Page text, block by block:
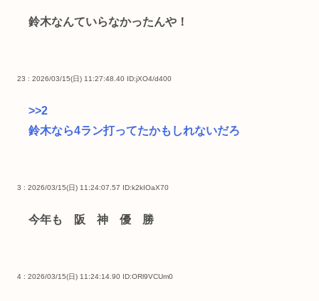
鈴木なんていらなかったんや！
23 : 2026/03/15(日) 11:27:48.40 ID:jXO4/d400
>>2
鈴木なら4ラン打ってたかもしれないだろ
3 : 2026/03/15(日) 11:24:07.57 ID:k2kIOaX70
今年も 阪 神 優 勝
4 : 2026/03/15(日) 11:24:14.90 ID:ORl9VCUm0